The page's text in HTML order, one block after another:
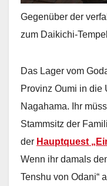
Gegenüber der
zum Daikichi-
Das Lager vom
Provinz Oumi in die
Nagahama. Ihr
Stammsitz der
der Hauptquest
Wenn ihr damals
Tenshu von Odani“